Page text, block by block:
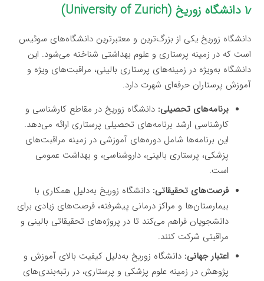
۱٫ دانشگاه زوریخ (University of Zurich)
دانشگاه زوریخ یکی از بزرگ‌ترین و معتبرترین دانشگاه‌های سوئیس
است که در زمینه پرستاری و علوم بهداشتی شناخته می‌شود. این
دانشگاه به‌ویژه در زمینه‌های پرستاری بالینی، مراقبت‌های ویژه و
آموزش پرستاران حرفه‌ای شهرت دارد.
برنامه‌های تحصیلی: دانشگاه زوریخ در مقاطع کارشناسی و
کارشناسی ارشد برنامه‌های تحصیلی پرستاری ارائه می‌دهد.
این برنامه‌ها شامل دوره‌های آموزشی در زمینه مراقبت‌های
پزشکی، پرستاری بالینی، داروشناسی، و بهداشت عمومی
است.
فرصت‌های تحقیقاتی: دانشگاه زوریخ به‌دلیل همکاری با
بیمارستان‌ها و مراکز درمانی پیشرفته، فرصت‌های زیادی برای
دانشجویان فراهم می‌کند تا در پروژه‌های تحقیقاتی بالینی و
مراقبتی شرکت کنند.
اعتبار جهانی: دانشگاه زوریخ به‌دلیل کیفیت بالای آموزش و
پژوهش در زمینه علوم پزشکی و پرستاری، در رتبه‌بندی‌های